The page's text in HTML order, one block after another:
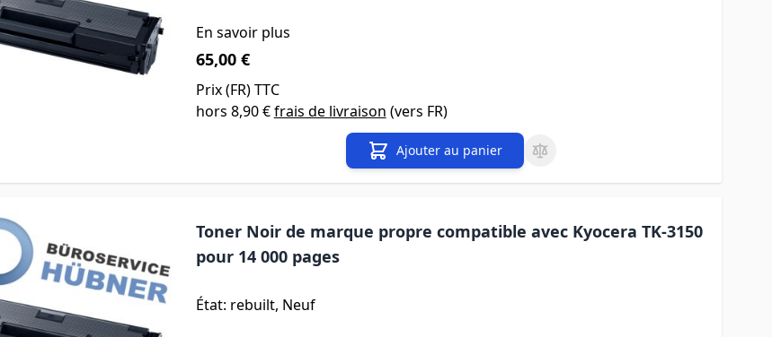
En savoir plus
65,00 €
Prix (FR) TTC
hors 8,90 €frais de livraison (vers FR)
Ajouter au panier
Toner Noir de marque propre compatible avec Kyocera TK-3150
pour 14 000 pages
État: rebuilt, Neuf